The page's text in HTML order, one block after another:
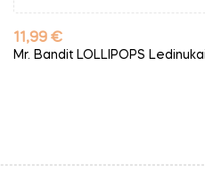
Kaina
11,99 €
Mr. Bandit LOLLIPOPS